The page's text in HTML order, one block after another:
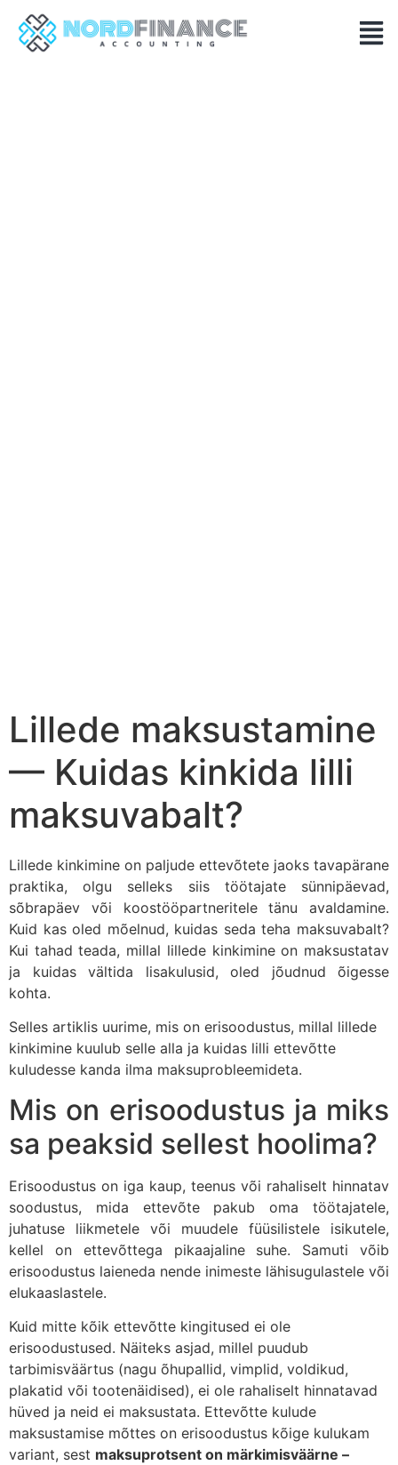
Lillede maksustamine
— Kuidas kinkida lilli
maksuvabalt?
Lillede kinkimine on paljude ettevõtete jaoks tavapärane
praktika, olgu selleks siis töötajate sünnipäevad,
sõbrapäev või koostööpartneritele tänu avaldamine.
Kuid kas oled mõelnud, kuidas seda teha maksuvabalt?
Kui tahad teada, millal lillede kinkimine on maksustatav
ja kuidas vältida lisakulusid, oled jõudnud õigesse
kohta.
Selles artiklis uurime, mis on erisoodustus, millal lillede
kinkimine kuulub selle alla ja kuidas lilli ettevõtte
kuludesse kanda ilma maksuprobleemideta.
Mis on erisoodustus ja miks
sa peaksid sellest hoolima?
Erisoodustus on iga kaup, teenus või rahaliselt hinnatav
soodustus, mida ettevõte pakub oma töötajatele,
juhatuse liikmetele või muudele füüsilistele isikutele,
kellel on ettevõttega pikaajaline suhe. Samuti võib
erisoodustus laieneda nende inimeste lähisugulastele või
elukaaslastele.
Kuid mitte kõik ettevõtte kingitused ei ole
erisoodustused. Näiteks asjad, millel puudub
tarbimisväärtus (nagu õhupallid, vimplid, voldikud,
plakatid või tootenäidised), ei ole rahaliselt hinnatavad
hüved ja neid ei maksustata. Ettevõtte kulude
maksustamise mõttes on erisoodustus kõige kulukam
variant, sest maksuprotsent on märkimisväärne –